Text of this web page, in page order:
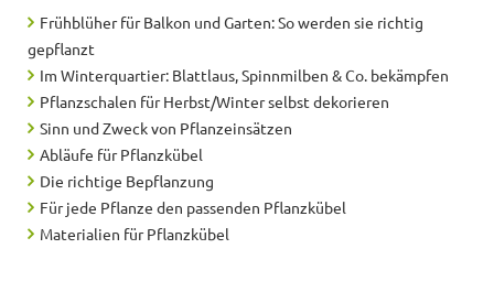
Frühblüher für Balkon und Garten: So werden sie richtig
gepflanzt
Im Winterquartier: Blattlaus, Spinnmilben & Co. bekämpfen
Pflanzschalen für Herbst/Winter selbst dekorieren
Sinn und Zweck von Pflanzeinsätzen
Abläufe für Pflanzkübel
Die richtige Bepflanzung
Für jede Pflanze den passenden Pflanzkübel
Materialien für Pflanzkübel